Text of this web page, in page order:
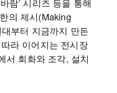
의 제시(Making
부터 지금까지 만든
라 이어지는 전시장
서 회화와 조각, 설치